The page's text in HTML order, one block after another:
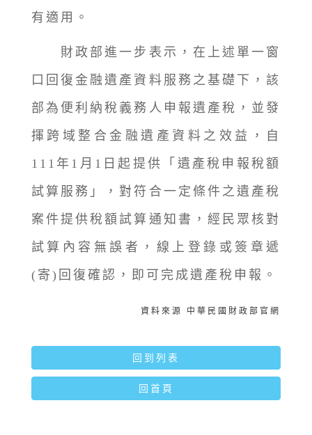
有適用。
財政部進一步表示，在上述單一窗
口回復金融遺產資料服務之基礎下，該
部為便利納稅義務人申報遺產稅，並發
揮跨域整合金融遺產資料之效益，自
111年1月1日起提供「遺產稅申報稅額
試算服務」，對符合一定條件之遺產稅
案件提供稅額試算通知書，經民眾核對
試算內容無誤者，線上登錄或簽章遞
(寄)回復確認，即可完成遺產稅申報。
資料來源 中華民國財政部官網
回到列表
回首頁